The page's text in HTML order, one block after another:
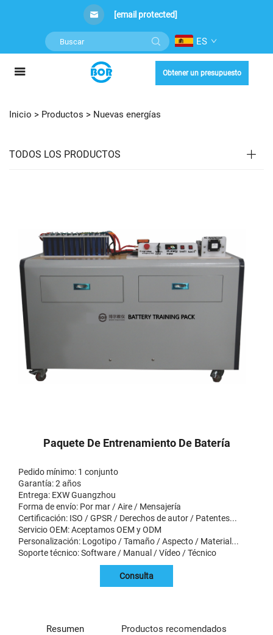
[email protected]
ES
Obtener un presupuesto
Inicio > Productos > Nuevas energías
TODOS LOS PRODUCTOS
Paquete De Entrenamiento De Batería
Pedido mínimo: 1 conjunto
Garantía: 2 años
Entrega: EXW Guangzhou
Forma de envío: Por mar / Aire / Mensajería
Certificación: ISO / GPSR / Derechos de autor / Patentes...
Servicio OEM: Aceptamos OEM y ODM
Personalización: Logotipo / Tamaño / Aspecto / Material...
Soporte técnico: Software / Manual / Vídeo / Técnico
Consulta
Resumen Productos recomendados